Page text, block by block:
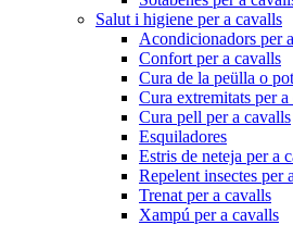
Salut i higiene per a cavalls
Acondicionadors per
Confort per a cavalls
Cura de la peülla o
Cura extremitats per a
Cura pell per a cavalls
Esquiladores
Estris de neteja per a
Repelent insectes per
Trenat per a cavalls
Xampú per a cavalls